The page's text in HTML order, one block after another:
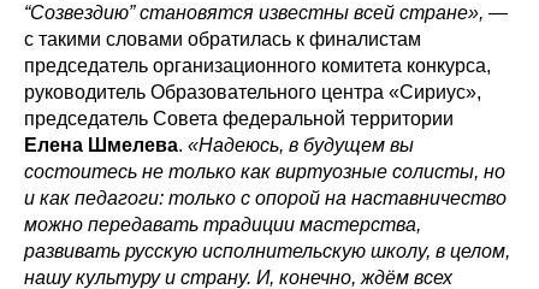
“Созвездию” становятся известны всей стране», —
с такими словами обратилась к финалистам
председатель организационного комитета конкурса,
руководитель Образовательного центра «Сириус»,
председатель Совета федеральной территории
Елена Шмелева. «Надеюсь, в будущем вы
состоитесь не только как виртуозные солисты, но
и как педагоги: только с опорой на наставничество
можно передавать традиции мастерства,
развивать русскую исполнительскую школу, в целом,
нашу культуру и страну. И, конечно, ждём всех